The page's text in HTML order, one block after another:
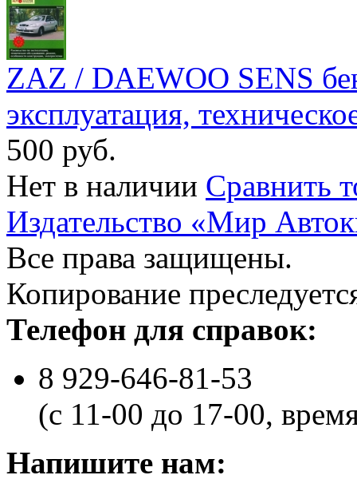
ZAZ / DAEWOO SENS
эксплуатация,
500 руб.
Нет в наличии Сравнить
Издательство «Мир
Все права защищены.
Копирование
Телефон для справок:
8 929-646-81-53
(с 11-00 до 17-00,
Напишите нам: